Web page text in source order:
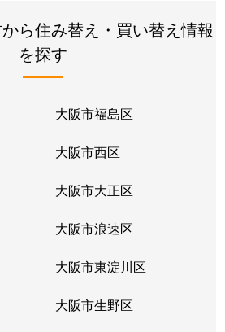
ら住み替え・買い替え情報
を探す
大阪市福島区
大阪市西区
大阪市大正区
大阪市浪速区
大阪市東淀川区
大阪市生野区